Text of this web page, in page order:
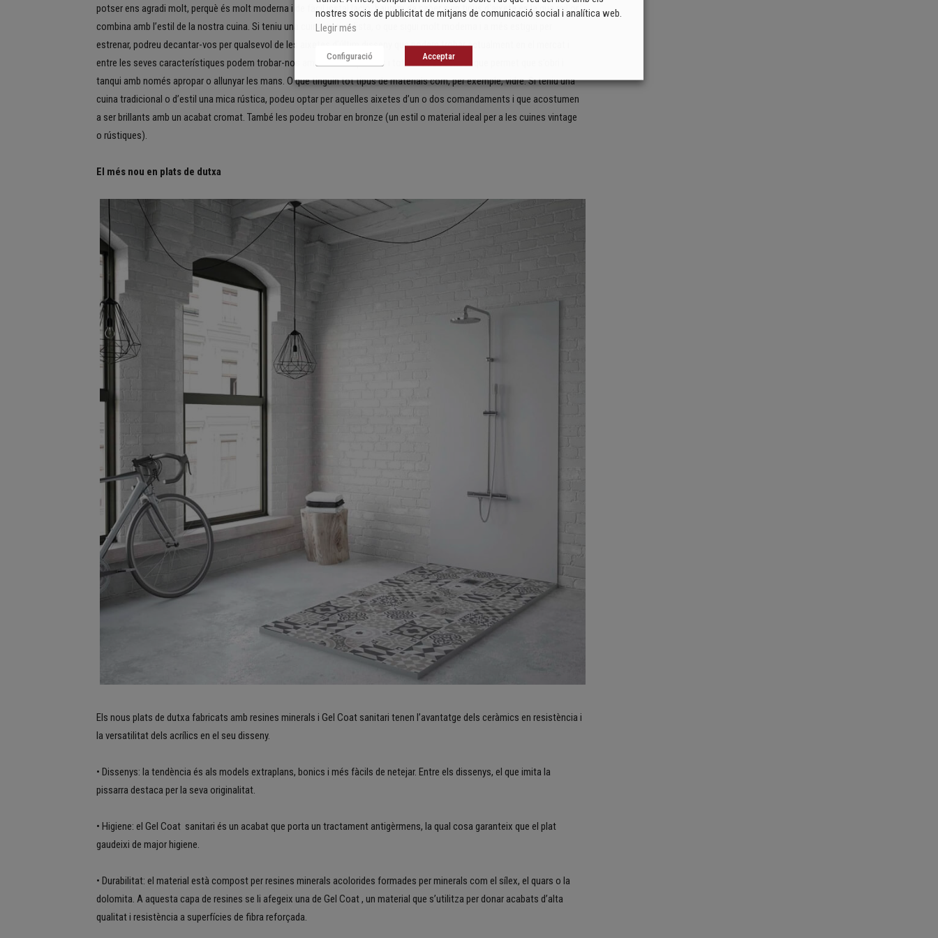
potser ens agradi molt, perquè és molt moderna i de fàcil instal·lació, haurem de saber quin tipus d’aixeta és la que millor
combina amb l’estil de la nostra cuina. Si teniu una cuina minimalista, o que sigui molt moderna i a més estigui per
estrenar, podreu decantar-vos per qualsevol de les aixetes d’últim disseny que podem trobar actualment en el mercat i
entre les seves característiques podem trobar-nos amb models que fins i tot tenen un sensor que permet que s’obri i
tanqui amb només apropar o allunyar les mans. O que tinguin tot tipus de materials com, per exemple, vidre. Si teniu una
cuina tradicional o d’estil una mica rústica, podeu optar per aquelles aixetes d’un o dos comandaments i que acostumen
a ser brillants amb un acabat cromat. També les podeu trobar en bronze (un estil o material ideal per a les cuines vintage
o rústiques).
El més nou en plats de dutxa
Els nous plats de dutxa fabricats amb resines minerals i Gel Coat sanitari tenen l’avantatge dels ceràmics en resistència i
la versatilitat dels acrílics en el seu disseny.
• Dissenys: la tendència és als models extraplans, bonics i més fàcils de netejar. Entre els dissenys, el que imita la
pissarra destaca per la seva originalitat.
• Higiene: el Gel Coat sanitari és un acabat que porta un tractament antigèrmens, la qual cosa garanteix que el plat
gaudeixi de major higiene.
• Durabilitat: el material està compost per resines minerals acolorides formades per minerals com el sílex, el quars o la
dolomita. A aquesta capa de resines se li afegeix una de Gel Coat , un material que s’utilitza per donar acabats d’alta
qualitat i resistència a superfícies de fibra reforçada.
nostres socis de publicitat de mitjans de comunicació social i analítica web.
Llegir més
Configuració Acceptar